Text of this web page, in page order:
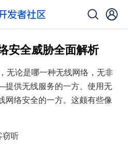
安全威胁全面解析
无论是哪一种无线网络，无非
供无线服务的一方、使用无
网络安全的一方。这颇有些像
听